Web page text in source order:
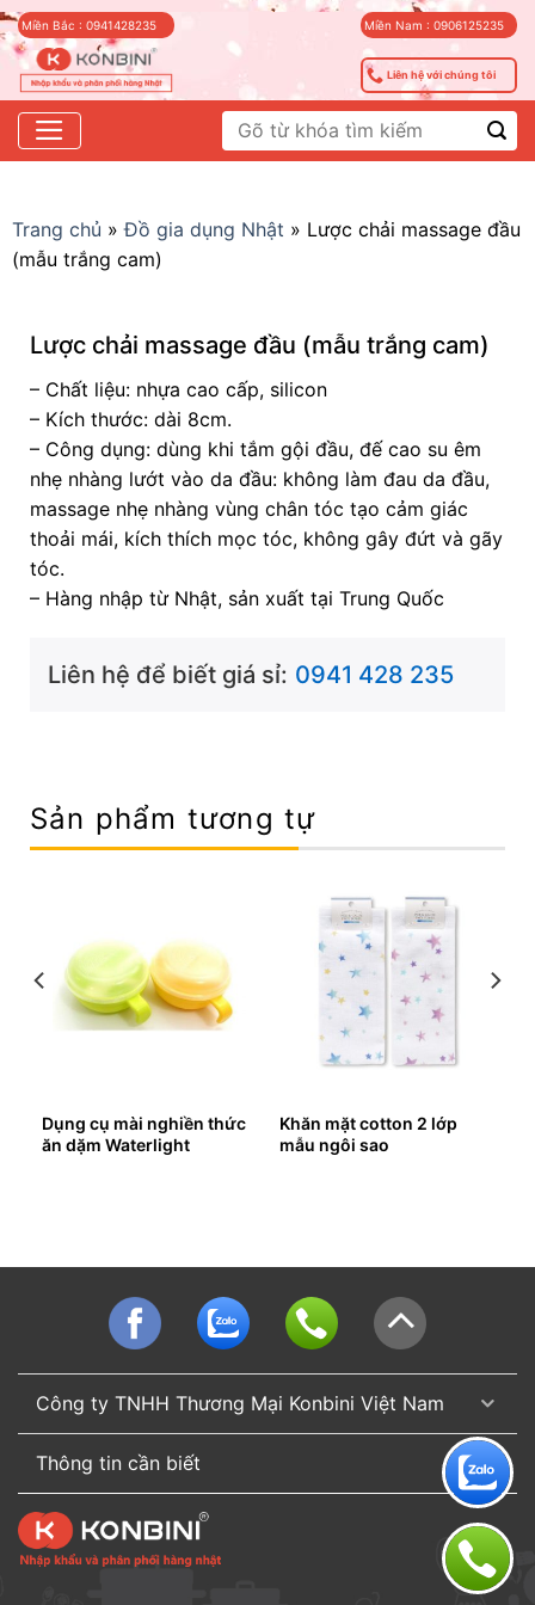
Skip
to
content
Miền Bắc : 0941428235 Miền Nam : 0906125235
Liên hệ với chúng tôi
Tìm
kiếm:
Trang chủ »Đồ gia dụng Nhật » Lược chải massage đầu
(mẫu trắng cam)
Lược chải massage đầu (mẫu trắng cam)
– Chất liệu: nhựa cao cấp, silicon
– Kích thước: dài 8cm.
– Công dụng: dùng khi tắm gội đầu, đế cao su êm
nhẹ nhàng lướt vào da đầu: không làm đau da đầu,
massage nhẹ nhàng vùng chân tóc tạo cảm giác
thoải mái, kích thích mọc tóc, không gây đứt và gãy
tóc.
– Hàng nhập từ Nhật, sản xuất tại Trung Quốc
Liên hệ để biết giá sỉ: 0941 428 235
Sản phẩm tương tự
Dụng cụ mài nghiền thức
ăn dặm Waterlight
Khăn mặt cotton 2 lớp
mẫu ngôi sao
Công ty TNHH Thương Mại Konbini Việt Nam
Thông tin cần biết